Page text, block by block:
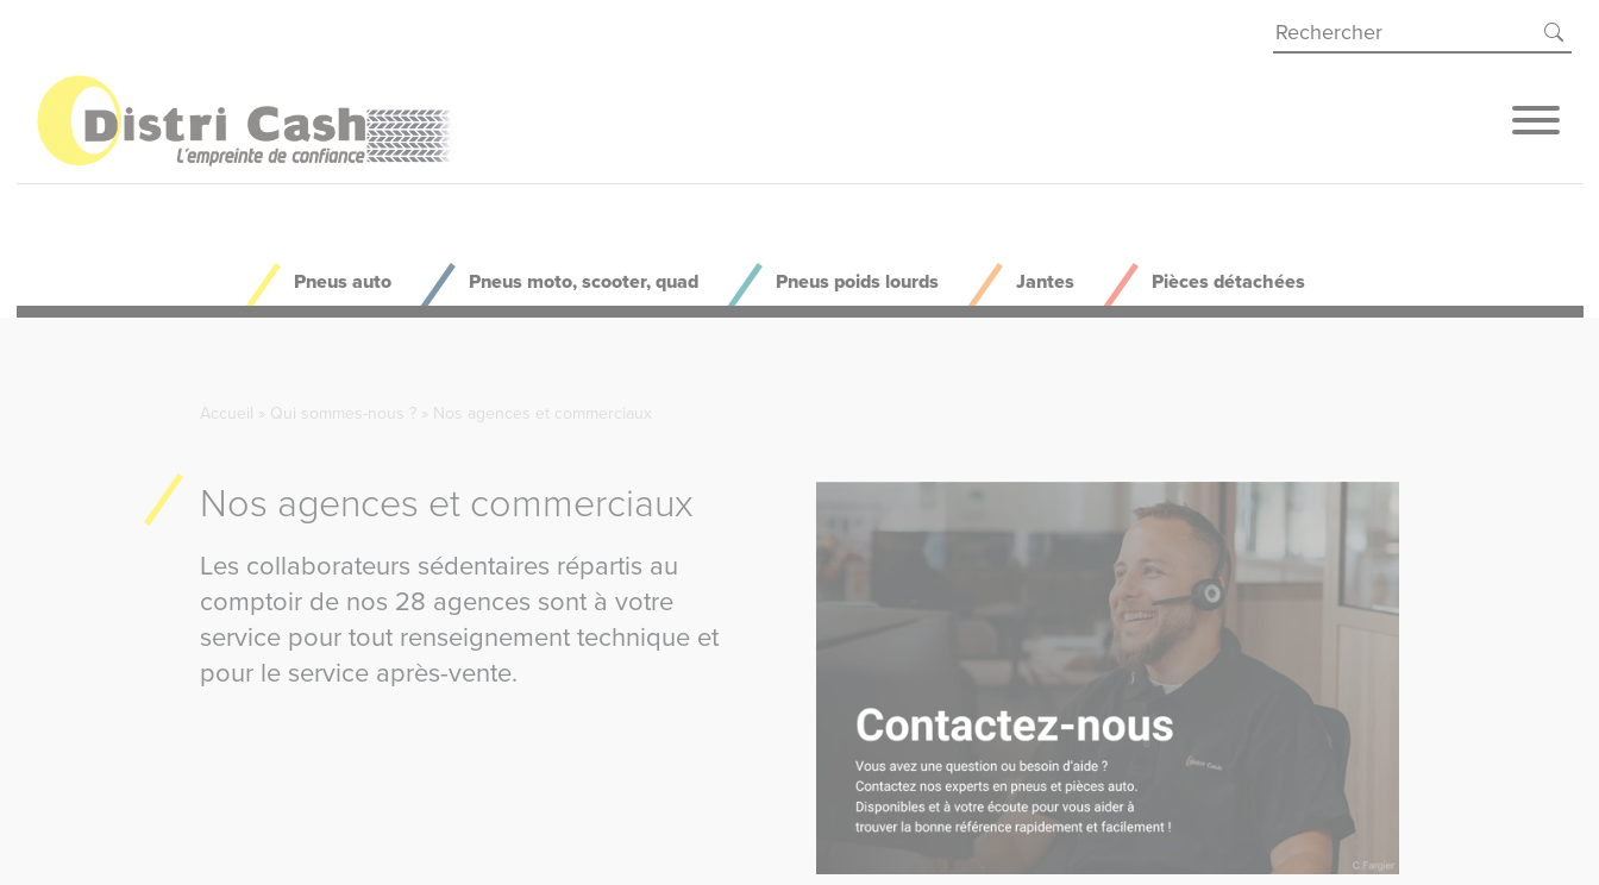
Pneus auto Pneus moto, scooter, quad Pneus poids lourds Jantes Pièces détachées
Accueil Qui sommes-nous ? Nos agences et commerciaux
Nos agences et commerciaux
Les collaborateurs sédentaires répartis au
comptoir de nos 28 agences sont à votre
service pour tout renseignement technique et
pour le service après-vente.